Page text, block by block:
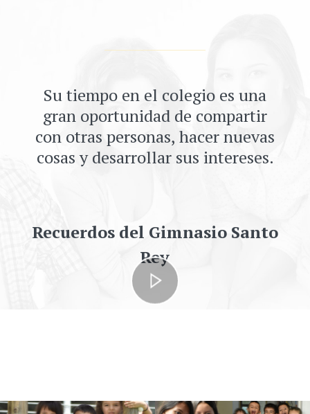
Su tiempo en el colegio es una
gran oportunidad de compartir
con otras personas, hacer nuevas
cosas y desarrollar sus intereses.
Recuerdos del Gimnasio Santo
Rey